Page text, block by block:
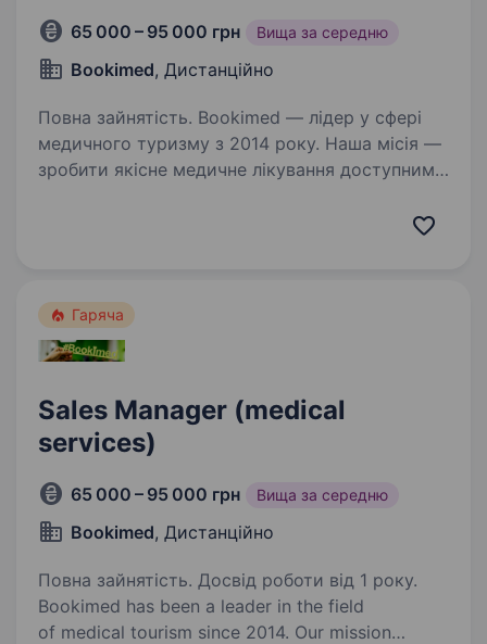
65 000 – 95 000 грн Вища за середню
Bookimed, Дистанційно
Повна зайнятість. Bookimed — лідер у сфері
медичного туризму з 2014 року. Наша місія —
зробити якісне медичне лікування доступним
Гаряча
Sales Manager (medical
services)
65 000 – 95 000 грн Вища за середню
Bookimed, Дистанційно
Повна зайнятість. Досвід роботи від 1 року.
Bookimed has been a leader in the field
of medical tourism since 2014. Our mission